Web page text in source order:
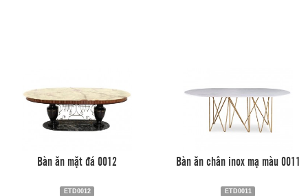
Bàn ăn mặt đá 0012
ETD0012
Bàn ăn chân inox mạ màu 0011
ETD0011